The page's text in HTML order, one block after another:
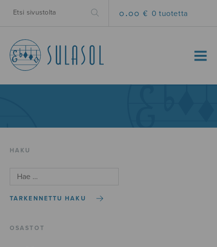
0.00 € 0 tuotetta
MENU
HAKU
TARKENNETTU HAKU
OSASTOT